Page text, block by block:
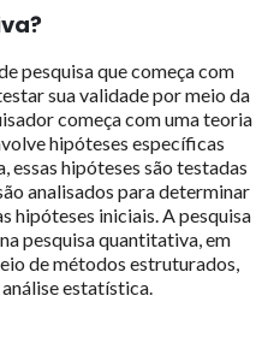
pesquisa que começa com
sua validade por meio da
começa com uma teoria
hipóteses específicas
essas hipóteses são testadas
analisados para determinar
hipóteses iniciais. A pesquisa
pesquisa quantitativa, em
de métodos estruturados,
estatística.